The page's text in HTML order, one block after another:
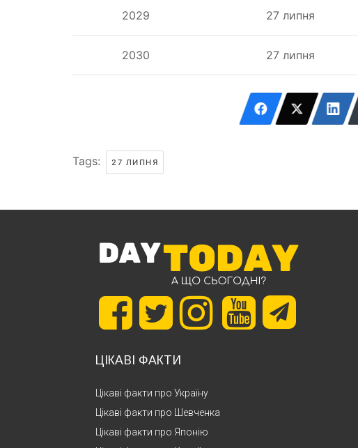
2029 27 липня
2030 27 липня
Tags: 27 ЛИПНЯ
ЦІКАВІ ФАКТИ
Цікаві факти про Україну
Цікаві факти про Шевченка
Цікаві факти про Японію